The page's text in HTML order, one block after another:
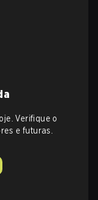
Verifique o
e futuras.